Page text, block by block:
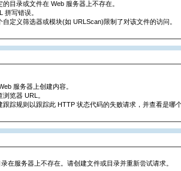
的目录或文件在 Web 服务器上不存在。
拼写错误。
自定义筛选器或模块(如 URLScan)限制了对该文件的访问。
服务器上创建内容。
浏览器 URL。
跟踪规则以跟踪此 HTTP 状态代码的失败请求，并查看是哪
在服务器上不存在。请创建文件或目录并重新尝试请求。